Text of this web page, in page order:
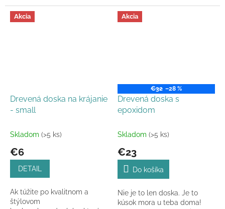
pomocníkom pri príprave
jedál, ale zároveň aj ozdobou
vášho domova,...
pomocníkom pri príprave
jedál, ale zároveň aj ozdobou
vášho domova,...
Akcia
Drevená doska na krájanie
- small
Skladom (>5 ks)
€6
DETAIL
Ak túžite po kvalitnom a
štýlovom
Akcia
€32 –28 %
Drevená doska s
epoxidom
Skladom (>5 ks)
€23
Do košíka
Nie je to len doska. Je to
kúsok mora u teba doma!